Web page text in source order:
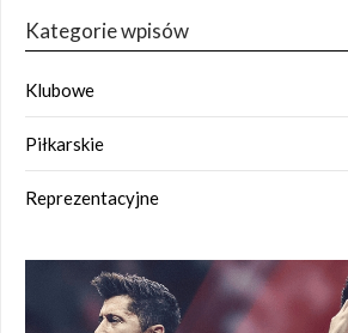
Kategorie wpisów
Klubowe
Piłkarskie
Reprezentacyjne